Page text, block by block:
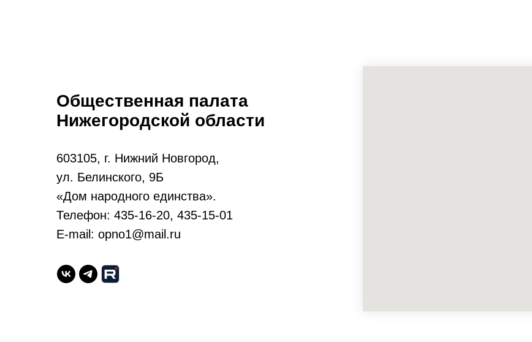
Общественная палата
Нижегородской области
603105, г. Нижний Новгород,
ул. Белинского, 9Б
«Дом народного единства».
Телефон: 435-16-20, 435-15-01
E-mail: opno1@mail.ru